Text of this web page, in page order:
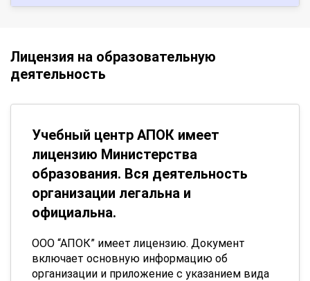
Лицензия на образовательную
деятельность
Учебный центр АПОК имеет
лицензию Министерства
образования. Вся деятельность
организации легальна и
официальна.
ООО “АПОК” имеет лицензию. Документ
включает основную информацию об
организации и приложение с указанием вида